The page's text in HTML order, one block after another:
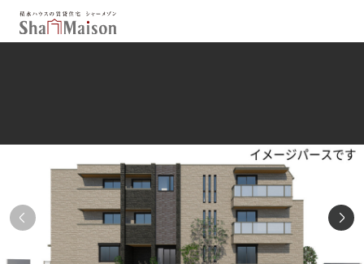
北海道 東北
関東
中部
関西
中国・四国
九州
市区郡・路線・駅から探す